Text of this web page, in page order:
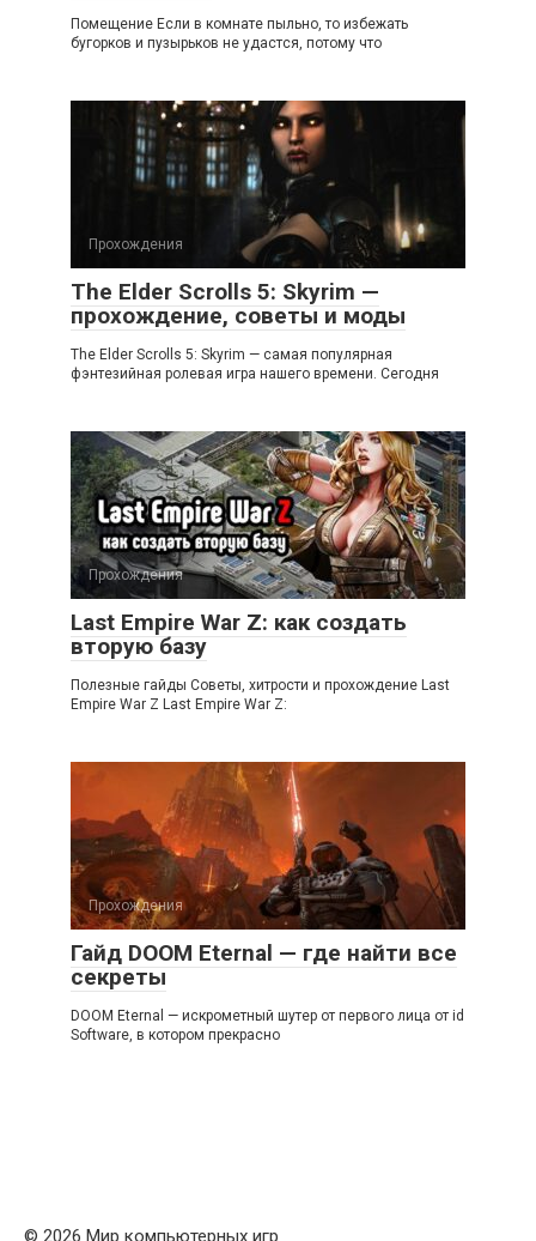
Помещение Если в комнате пыльно, то избежать
бугорков и пузырьков не удастся, потому что
Прохождения
The Elder Scrolls 5: Skyrim —
прохождение, советы и моды
The Elder Scrolls 5: Skyrim — самая популярная
фэнтезийная ролевая игра нашего времени. Сегодня
Прохождения
Last Empire War Z: как создать
вторую базу
Полезные гайды Советы, хитрости и прохождение Last
Empire War Z Last Empire War Z:
Прохождения
Гайд DOOM Eternal — где найти все
секреты
DOOM Eternal — искрометный шутер от первого лица от id
Software, в котором прекрасно
© 2026 Мир компьютерных игр